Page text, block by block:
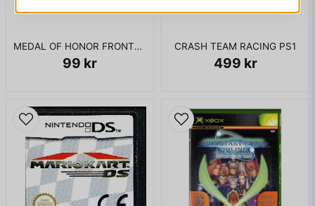
MEDAL OF HONOR FRONTLINE XBOX USA
99 kr
CRASH TEAM RACING PS1
499 kr